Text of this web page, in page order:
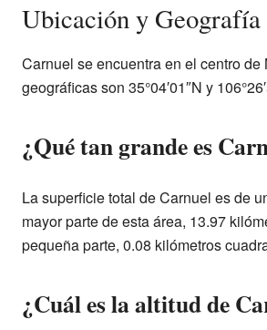
Ubicación y Geografía
Carnuel se encuentra en el centro
geográficas son 35°04′01″N y
¿Qué tan grande es
La superficie total de Carnuel es de
mayor parte de esta área, 13.97
pequeña parte, 0.08 kilómetros
¿Cuál es la altitud de